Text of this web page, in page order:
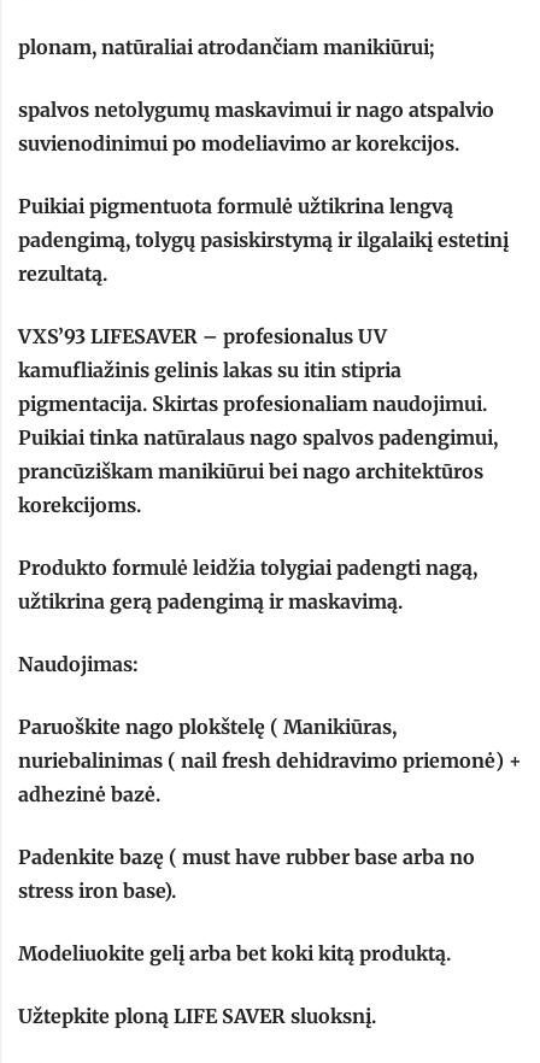
plonam, natūraliai atrodančiam manikiūrui;
spalvos netolygumų maskavimui ir nago atspalvio
suvienodinimui po modeliavimo ar korekcijos.
Puikiai pigmentuota formulė užtikrina lengvą
padengimą, tolygų pasiskirstymą ir ilgalaikį estetinį
rezultatą.
VXS’93 LIFESAVER – profesionalus UV
kamufliažinis gelinis lakas su itin stipria
pigmentacija. Skirtas profesionaliam naudojimui.
Puikiai tinka natūralaus nago spalvos padengimui,
prancūziškam manikiūrui bei nago architektūros
korekcijoms.
Produkto formulė leidžia tolygiai padengti nagą,
užtikrina gerą padengimą ir maskavimą.
Naudojimas:
Paruoškite nago plokštelę ( Manikiūras,
nuriebalinimas ( nail fresh dehidravimo priemonė) +
adhezinė bazė.
Padenkite bazę ( must have rubber base arba no
stress iron base).
Modeliuokite gelį arba bet koki kitą produktą.
Užtepkite ploną LIFE SAVER sluoksnį.